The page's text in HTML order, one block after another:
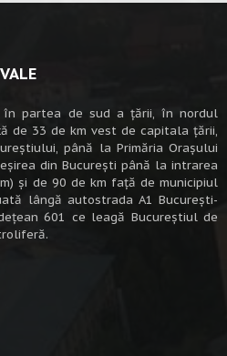
în partea de sud a ţării, în nordul
de 33 de km vest de capitala țării,
până la Primăria Orașului
din București până la intrarea
şi de 90 de km faţă de municipiul
lângă autostrada A1 Bucureşti-
601 ce leagă Bucureştiul de